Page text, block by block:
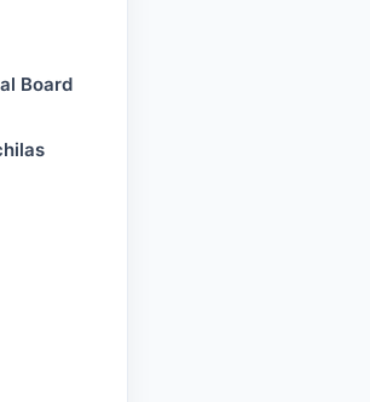
Board